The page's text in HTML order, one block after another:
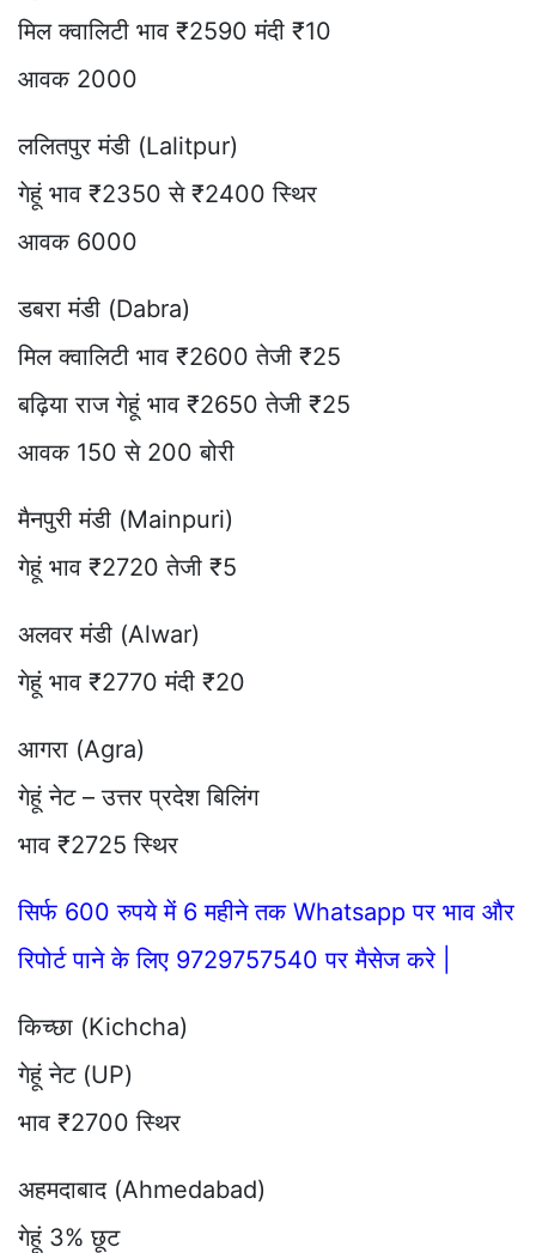
मिल क्वालिटी भाव ₹2590 मंदी ₹10
आवक 2000
ललितपुर मंडी (Lalitpur)
गेहूं भाव ₹2350 से ₹2400 स्थिर
आवक 6000
डबरा मंडी (Dabra)
मिल क्वालिटी भाव ₹2600 तेजी ₹25
बढ़िया राज गेहूं भाव ₹2650 तेजी ₹25
आवक 150 से 200 बोरी
मैनपुरी मंडी (Mainpuri)
गेहूं भाव ₹2720 तेजी ₹5
अलवर मंडी (Alwar)
गेहूं भाव ₹2770 मंदी ₹20
आगरा (Agra)
गेहूं नेट – उत्तर प्रदेश बिलिंग
भाव ₹2725 स्थिर
सिर्फ 600 रुपये में 6 महीने तक Whatsapp पर भाव और
रिपोर्ट पाने के लिए 9729757540 पर मैसेज करे |
किच्छा (Kichcha)
गेहूं नेट (UP)
भाव ₹2700 स्थिर
अहमदाबाद (Ahmedabad)
गेहूं 3% छूट